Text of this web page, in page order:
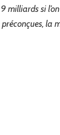
milliards si
la